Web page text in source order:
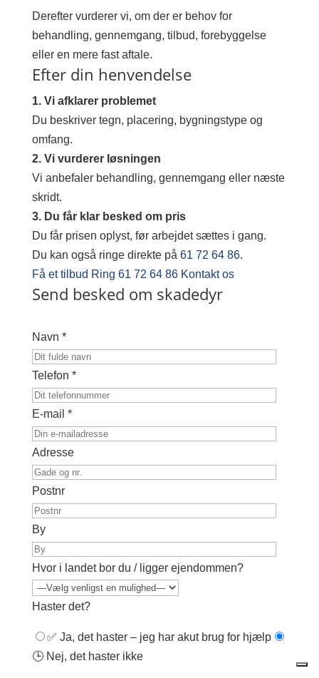
Derefter vurderer vi, om der er behov for
behandling, gennemgang, tilbud, forebyggelse
eller en mere fast aftale.
Efter din henvendelse
1. Vi afklarer problemet
Du beskriver tegn, placering, bygningstype og
omfang.
2. Vi vurderer løsningen
Vi anbefaler behandling, gennemgang eller næste
skridt.
3. Du får klar besked om pris
Du får prisen oplyst, før arbejdet sættes i gang.
Du kan også ringe direkte på 61 72 64 86.
Få et tilbud Ring 61 72 64 86 Kontakt os
Send besked om skadedyr
Navn *
Telefon *
E-mail *
Adresse
Postnr
By
Hvor i landet bor du / ligger ejendommen?
Haster det?
✅ Ja, det haster – jeg har akut brug for hjælp
🕒 Nej, det haster ikke